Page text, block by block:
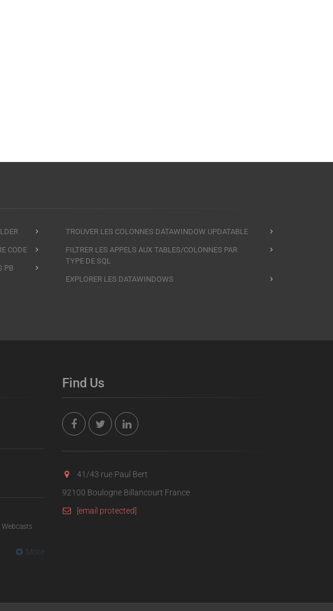
CODE
PB
TROUVER LES COLONNES DATAWINDOW UPDATABLE
FILTRER LES APPELS AUX TABLES/COLONNES PAR
TYPE DE SQL
EXPLORER LES DATAWINDOWS
Webcasts
More
Find Us
41/43 rue Paul Bert
92100 Boulogne Billancourt France
[email protected]